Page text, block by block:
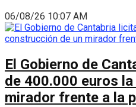
06/08/26 10:07 AM
El Gobierno de
de 400.000 euros
mirador frente a la